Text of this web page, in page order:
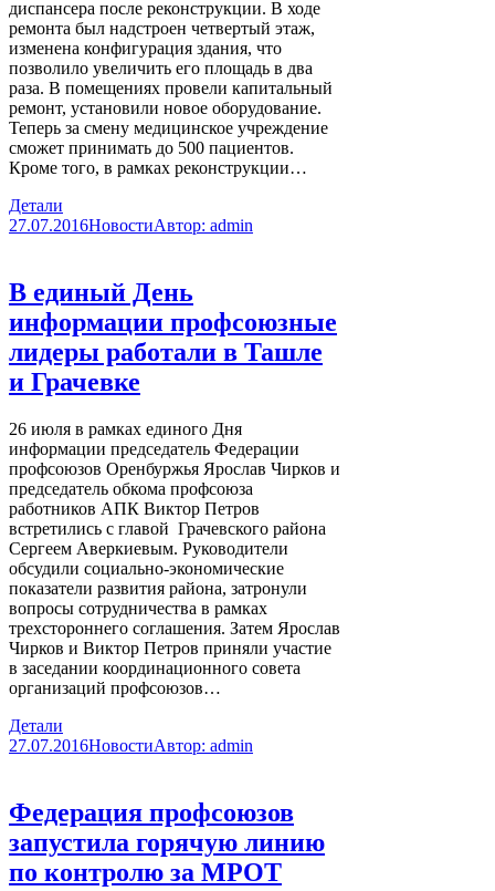
диспансера после реконструкции. В ходе
ремонта был надстроен четвертый этаж,
изменена конфигурация здания, что
позволило увеличить его площадь в два
раза. В помещениях провели капитальный
ремонт, установили новое оборудование.
Теперь за смену медицинское учреждение
сможет принимать до 500 пациентов.
Кроме того, в рамках реконструкции…
Детали
27.07.2016НовостиАвтор: admin
В единый День
информации профсоюзные
лидеры работали в Ташле
и Грачевке
26 июля в рамках единого Дня
информации председатель Федерации
профсоюзов Оренбуржья Ярослав Чирков и
председатель обкома профсоюза
работников АПК Виктор Петров
встретились с главой Грачевского района
Сергеем Аверкиевым. Руководители
обсудили социально-экономические
показатели развития района, затронули
вопросы сотрудничества в рамках
трехстороннего соглашения. Затем Ярослав
Чирков и Виктор Петров приняли участие
в заседании координационного совета
организаций профсоюзов…
Детали
27.07.2016НовостиАвтор: admin
Федерация профсоюзов
запустила горячую линию
по контролю за МРОТ